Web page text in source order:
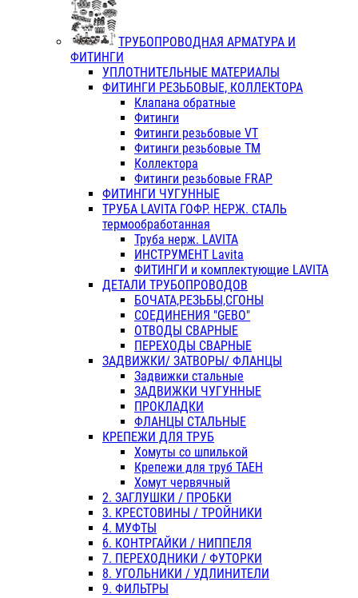
ТРУБОПРОВОДНАЯ АРМАТУРА И
ФИТИНГИ
УПЛОТНИТЕЛЬНЫЕ МАТЕРИАЛЫ
ФИТИНГИ РЕЗЬБОВЫЕ, КОЛЛЕКТОРА
Клапана обратные
Фитинги
Фитинги резьбовые VT
Фитинги резьбовые ТМ
Коллектора
Фитинги резьбовые FRAP
ФИТИНГИ ЧУГУННЫЕ
ТРУБА LAVITA ГОФР. НЕРЖ. СТАЛЬ
термообработанная
Труба нерж. LAVITA
ИНСТРУМЕНТ Lavita
ФИТИНГИ и комплектующие LAVITA
ДЕТАЛИ ТРУБОПРОВОДОВ
БОЧАТА,РЕЗЬБЫ,СГОНЫ
СОЕДИНЕНИЯ "GEBO"
ОТВОДЫ СВАРНЫЕ
ПЕРЕХОДЫ СВАРНЫЕ
ЗАДВИЖКИ/ ЗАТВОРЫ/ ФЛАНЦЫ
Задвижки стальные
ЗАДВИЖКИ ЧУГУННЫЕ
ПРОКЛАДКИ
ФЛАНЦЫ СТАЛЬНЫЕ
КРЕПЕЖИ ДЛЯ ТРУБ
Хомуты со шпилькой
Крепежи для труб ТАЕН
Хомут червячный
2. ЗАГЛУШКИ / ПРОБКИ
3. КРЕСТОВИНЫ / ТРОЙНИКИ
4. МУФТЫ
6. КОНТРГАЙКИ / НИППЕЛЯ
7. ПЕРЕХОДНИКИ / ФУТОРКИ
8. УГОЛЬНИКИ / УДЛИНИТЕЛИ
9. ФИЛЬТРЫ